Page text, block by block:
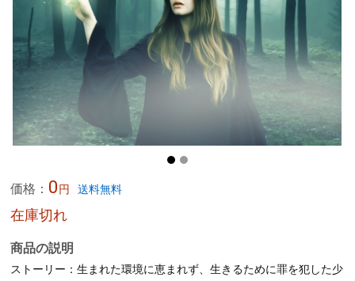
価格： 0円 送料無料
在庫切れ
商品の説明
ストーリー：生まれた環境に恵まれず、生きるために罪を犯した少